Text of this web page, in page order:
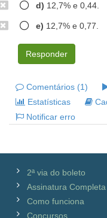
d) 12,7% e 0,44.
e) 12,7% e 0,77.
Responder
Comentários (1)
Estatísticas
Notificar erro
2ª via do boleto
Assinatura Completa
Como funciona
Concursos